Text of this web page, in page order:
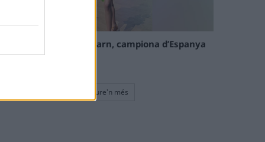
La tortosina Cinta Talarn, campiona d’Espanya
de 10 balls solo júnior
Veure'n més